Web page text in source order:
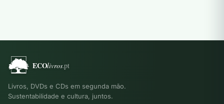
Livros, DVDs e CDs em segunda mão.
Sustentabilidade e cultura, juntos.